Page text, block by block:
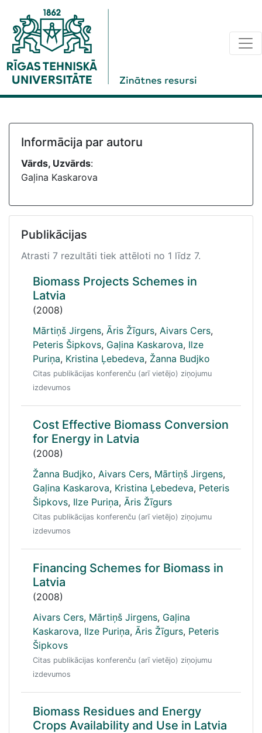
Informācija par autoru
Vārds, Uzvārds:
Gaļina Kaskarova
Publikācijas
Atrasti 7 rezultāti tiek attēloti no 1 līdz 7.
Biomass Projects Schemes in
Latvia
(2008)
Mārtiņš Jirgens, Āris Žīgurs, Aivars Cers,
Peteris Šipkovs, Gaļina Kaskarova, Ilze
Puriņa, Kristina Ļebedeva, Žanna Budjko
Citas publikācijas konferenču (arī vietējo) ziņojumu
izdevumos
Cost Effective Biomass Conversion
for Energy in Latvia
(2008)
Žanna Budjko, Aivars Cers, Mārtiņš Jirgens,
Gaļina Kaskarova, Kristina Ļebedeva, Peteris
Šipkovs, Ilze Puriņa, Āris Žīgurs
Citas publikācijas konferenču (arī vietējo) ziņojumu
izdevumos
Financing Schemes for Biomass in
Latvia
(2008)
Aivars Cers, Mārtiņš Jirgens, Gaļina
Kaskarova, Ilze Puriņa, Āris Žīgurs, Peteris
Šipkovs
Citas publikācijas konferenču (arī vietējo) ziņojumu
izdevumos
Biomass Residues and Energy
Crops Availability and Use in Latvia